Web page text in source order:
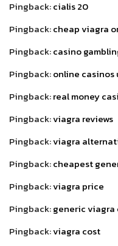
Pingback:cialis 20
Pingback:cheap viagra
Pingback:casino
Pingback:online casinos
Pingback:real money
Pingback:viagra reviews
Pingback:viagra
Pingback:cheapest
Pingback:viagra price
Pingback:generic viagra
Pingback:viagra cost